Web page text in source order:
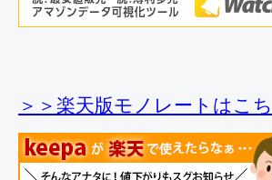
＞＞楽天版モノレートはこ